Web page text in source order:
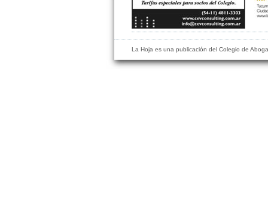
La Hoja es una publicación del Colegio de